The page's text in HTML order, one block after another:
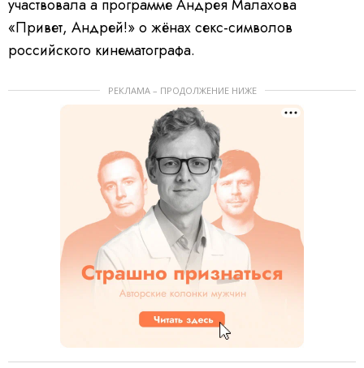
участвовала а программе Андрея Малахова
«Привет, Андрей!» о жёнах секс-символов
российского кинематографа.
РЕКЛАМА – ПРОДОЛЖЕНИЕ НИЖЕ